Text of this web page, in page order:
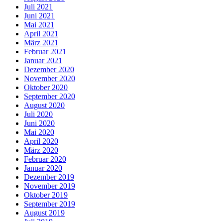
Juli 2021
Juni 2021
Mai 2021
April 2021
März 2021
Februar 2021
Januar 2021
Dezember 2020
November 2020
Oktober 2020
September 2020
August 2020
Juli 2020
Juni 2020
Mai 2020
April 2020
März 2020
Februar 2020
Januar 2020
Dezember 2019
November 2019
Oktober 2019
September 2019
August 2019